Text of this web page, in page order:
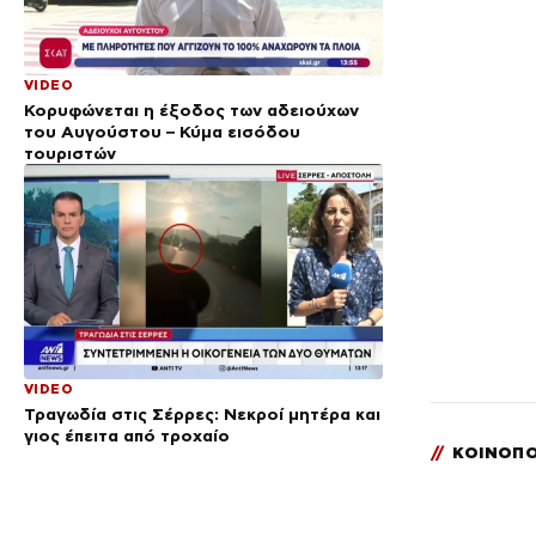
VIDEO
Κορυφώνεται η έξοδος των αδειούχων
του Αυγούστου – Κύμα εισόδου
τουριστών
VIDEO
Τραγωδία στις Σέρρες: Νεκροί μητέρα και
γιος έπειτα από τροχαίο
//